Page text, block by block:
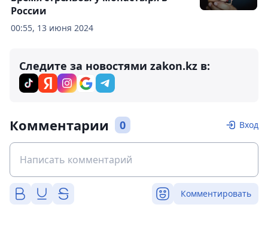
00:55, 13 июня 2024
России
Следите за новостями zakon.kz в:
Комментарии 0 Вход
Комментировать